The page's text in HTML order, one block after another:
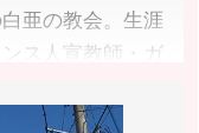
亜の教会。生涯
ス人宣教師・ガ